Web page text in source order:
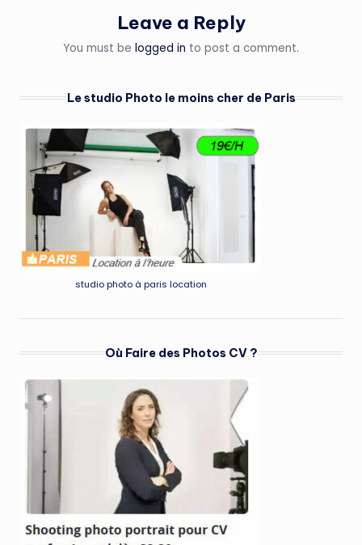
Leave a Reply
You must be logged in to post a comment.
Le studio Photo le moins cher de Paris
studio photo à paris location
Où Faire des Photos CV ?